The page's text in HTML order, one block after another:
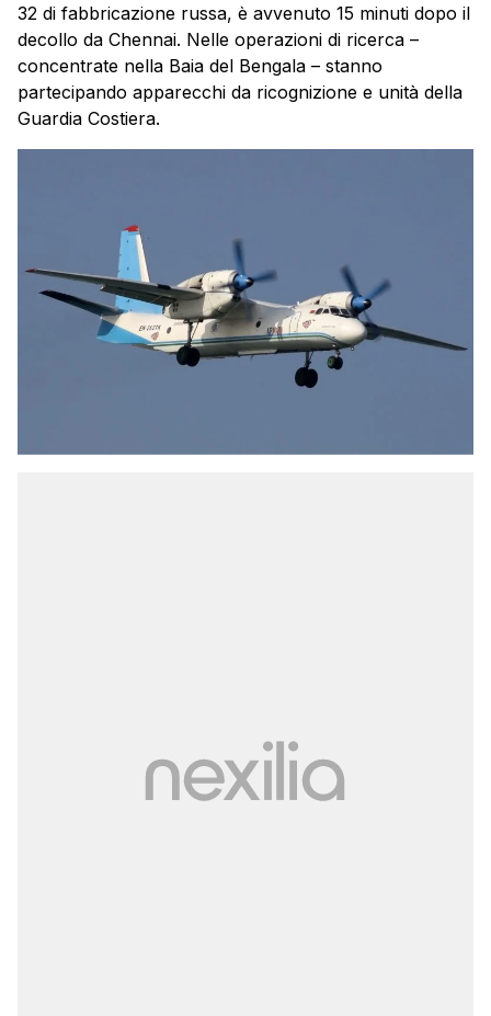
32 di fabbricazione russa, è avvenuto 15 minuti dopo il
decollo da Chennai. Nelle operazioni di ricerca –
concentrate nella Baia del Bengala – stanno
partecipando apparecchi da ricognizione e unità della
Guardia Costiera.